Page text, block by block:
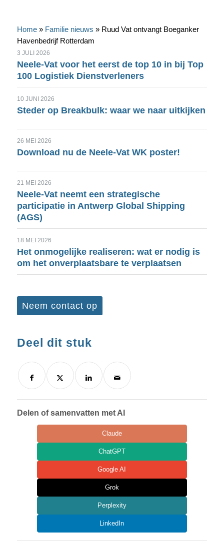
Home» Familie nieuws » Ruud Vat ontvangt Boeganker
Havenbedrijf Rotterdam
3 JULI 2026
Neele-Vat voor het eerst de top 10 in bij Top
100 Logistiek Dienstverleners
10 JUNI 2026
Steder op Breakbulk: waar we naar uitkijken
26 MEI 2026
Download nu de Neele-Vat WK poster!
21 MEI 2026
Neele-Vat neemt een strategische
participatie in Antwerp Global Shipping
(AGS)
18 MEI 2026
Het onmogelijke realiseren: wat er nodig is
om het onverplaatsbare te verplaatsen
Neem contact op
Deel dit stuk
Delen of samenvatten met AI
Claude
ChatGPT
Google AI
Grok
Perplexity
LinkedIn